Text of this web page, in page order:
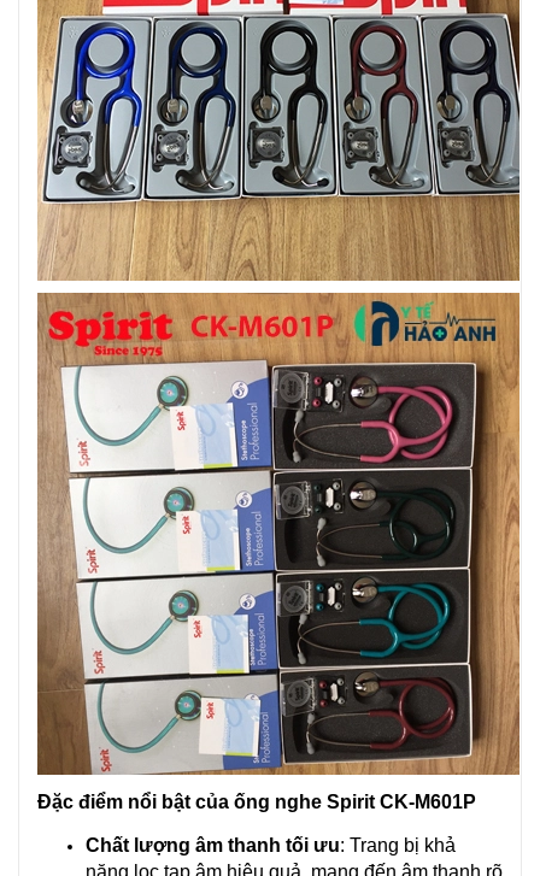
Đặc điểm nổi bật của ống nghe Spirit CK-M601P
Chất lượng âm thanh tối ưu: Trang bị khả
năng lọc tạp âm hiệu quả, mang đến âm thanh rõ